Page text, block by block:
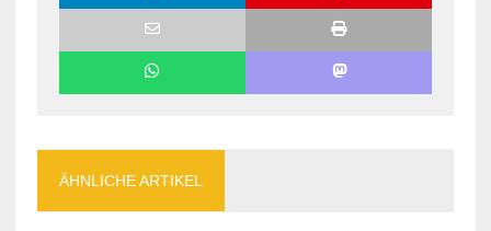
ÄHNLICHE ARTIKEL